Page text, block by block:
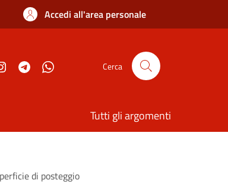
Accedi all'area personale
Cerca
Tutti gli argomenti
di posteggio